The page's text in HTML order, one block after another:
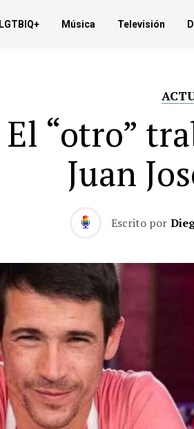
LGTBIQ+ Música Televisión
El “otro”
Juan
Escrito por